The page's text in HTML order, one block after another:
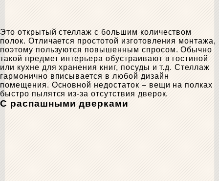
Это открытый стеллаж с большим количеством
полок. Отличается простотой изготовления монтажа,
поэтому пользуются повышенным спросом. Обычно
такой предмет интерьера обустраивают в гостиной
или кухне для хранения книг, посуды и т.д. Стеллаж
гармонично вписывается в любой дизайн
помещения. Основной недостаток – вещи на полках
быстро пылятся из-за отсутствия дверок.
С распашными дверками